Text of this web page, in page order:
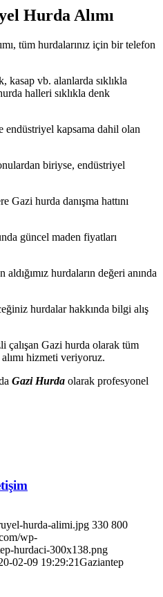
Hurda Alımı
tüm hurdalarınız için bir telefon
kasap vb. alanlarda sıklıkla
halleri sıklıkla denk
endüstriyel kapsama dahil olan
biriyse, endüstriyel
hurda danışma hattını
güncel maden fiyatları
hurdaların değeri anında
hurdalar hakkında bilgi alış
çalışan Gazi hurda olarak tüm
hizmeti veriyoruz.
Gazi Hurda olarak profesyonel
hurda-alimi.jpg 330 800
wp-
hurdaci-300x138.png
02-09 19:29:21Gaziantep